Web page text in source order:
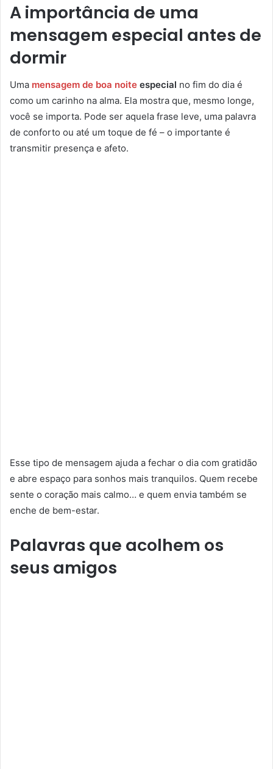
A importância de uma
mensagem especial antes de
dormir
Uma mensagem de boa noite especial no fim do dia é
como um carinho na alma. Ela mostra que, mesmo longe,
você se importa. Pode ser aquela frase leve, uma palavra
de conforto ou até um toque de fé – o importante é
transmitir presença e afeto.
Esse tipo de mensagem ajuda a fechar o dia com gratidão
e abre espaço para sonhos mais tranquilos. Quem recebe
sente o coração mais calmo… e quem envia também se
enche de bem-estar.
Palavras que acolhem os
seus amigos